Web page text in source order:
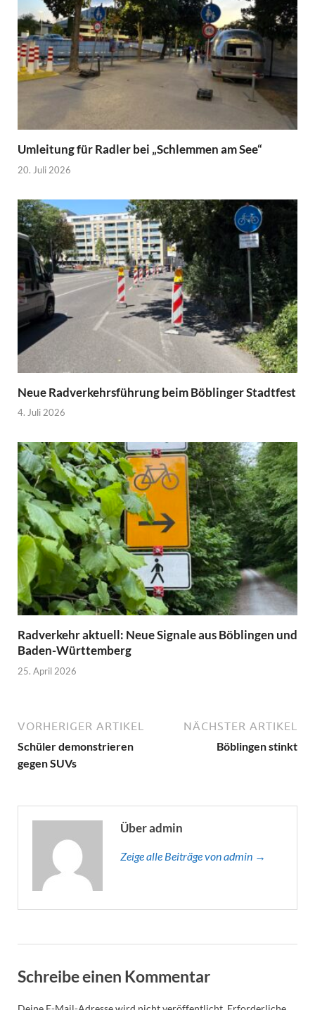
Umleitung für Radler bei „Schlemmen am See“
20. Juli 2026
Neue Radverkehrsführung beim Böblinger Stadtfest
4. Juli 2026
Radverkehr aktuell: Neue Signale aus Böblingen und
Baden-Württemberg
25. April 2026
VORHERIGER ARTIKEL
Schüler demonstrieren
gegen SUVs
NÄCHSTER ARTIKEL
Böblingen stinkt
Über admin
Zeige alle Beiträge von admin →
Schreibe einen Kommentar